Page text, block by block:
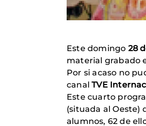
Este domingo 28
material grabado
Por si acaso no
canalTVE
Este cuarto
(situada al Oeste)
alumnos, 62 de